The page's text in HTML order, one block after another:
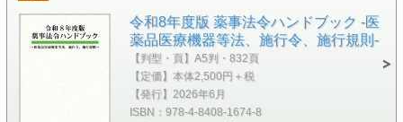
令和8年度版 薬事法令ハンドブック -医
薬品医療機器等法、施行令、施行規則-
【判型・頁】A5判・832頁
【定価】本体2,500円＋税
【発行】2026年6月
ISBN：978-4-8408-1674-8